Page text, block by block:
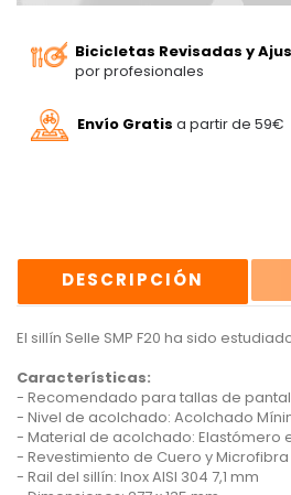
Bicicletas Revisadas y
por profesionales
Envío Gratis a partir de 59€
DESCRIPCIÓN
El sillín Selle SMP F20 ha sido
Características:
- Recomendado para tallas de
- Nivel de acolchado: Acolchado
- Material de acolchado: Elastómero
- Revestimiento de Cuero y Microfibra
- Rail del sillín: Inox AISI 304 7,1 mm